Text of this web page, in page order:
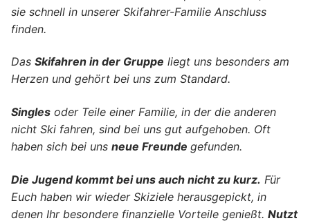
sie schnell in unserer Skifahrer-Familie Anschluss
finden.
Das Skifahren in der Gruppe liegt uns besonders am
Herzen und gehört bei uns zum Standard.
Singles oder Teile einer Familie, in der die anderen
nicht Ski fahren, sind bei uns gut aufgehoben. Oft
haben sich bei uns neue Freunde gefunden.
Die Jugend kommt bei uns auch nicht zu kurz. Für
Euch haben wir wieder Skiziele herausgepickt, in
denen Ihr besondere finanzielle Vorteile genießt. Nutzt